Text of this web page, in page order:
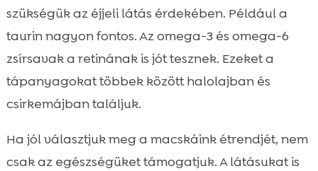
szükségük az éjjeli látás érdekében. Például a
taurin nagyon fontos. Az omega-3 és omega-6
zsírsavak a retinának is jót tesznek. Ezeket a
tápanyagokat többek között halolajban és
csirkemájban találjuk.
Ha jól választjuk meg a macskáink étrendjét, nem
csak az egészségüket támogatjuk. A látásukat is